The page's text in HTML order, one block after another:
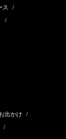
ス /
/
出かけ /
/